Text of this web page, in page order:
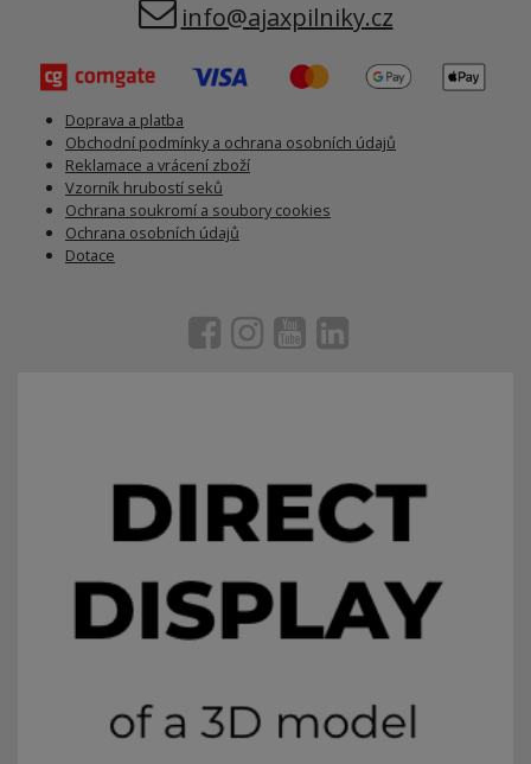
Doprava a platba
Obchodní podmínky a ochrana osobních údajů
Reklamace a vrácení zboží
Vzorník hrubostí seků
Ochrana soukromí a soubory cookies
Ochrana osobních údajů
Dotace
info@ajaxpilniky.cz